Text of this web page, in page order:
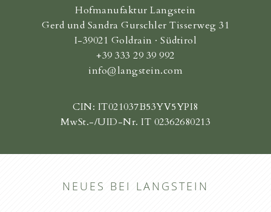
Hofmanufaktur Langstein
Gerd und Sandra Gurschler Tisserweg 31
I-39021 Goldrain · Südtirol
+39 333 29 39 992
info@langstein.com
CIN: IT021037B53YV5YPI8
MwSt.-/UID-Nr. IT 02362680213
NEUES BEI LANGSTEIN